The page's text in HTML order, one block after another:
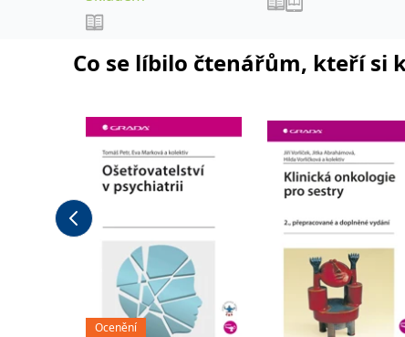
lékařských fakult.
Anest
Jaroslav
Šimeček Vojtěch, Šípek
Co se líbilo čtenářům, kteří si
Ocenění